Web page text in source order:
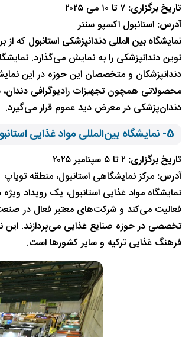
تاریخ برگزاری:
آدرس: استانبول اکسپو سنتر
نمایشگاه بین المللی دندانپزشکی استانبول که از
نوین دندانپزشکی را به نمایش می‌گذارد.
دندانپزشکان و متخصصان این حوزه در این
محصولاتی همچون تجهیزات رادیوگرافی دندان،
دندان‌پزشکی در معرض دید عموم قرار می‌گیرد.
5- نمایشگاه بین‌المللی مواد غذایی استانبول
تاریخ برگزاری: ۲ تا ۵ سپتامبر ۲۰۲۵
آدرس: مرکز نمایشگاهی استانبول، منطقه تویاپ
نمایشگاه مواد غذایی استانبول، یک رویداد
فعالیت می‌کند و شرکت‌های معتبر فعال در
تخصصی در حوزه صنایع غذایی می‌پردازند. این
فرهنگ غذایی ترکیه و سایر کشورها است.